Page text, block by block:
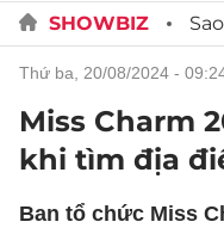
SHOWBIZ Sao
thứ ba, 20/08/2024 -
Miss Charm
khi tìm địa
Ban tổ chức Miss